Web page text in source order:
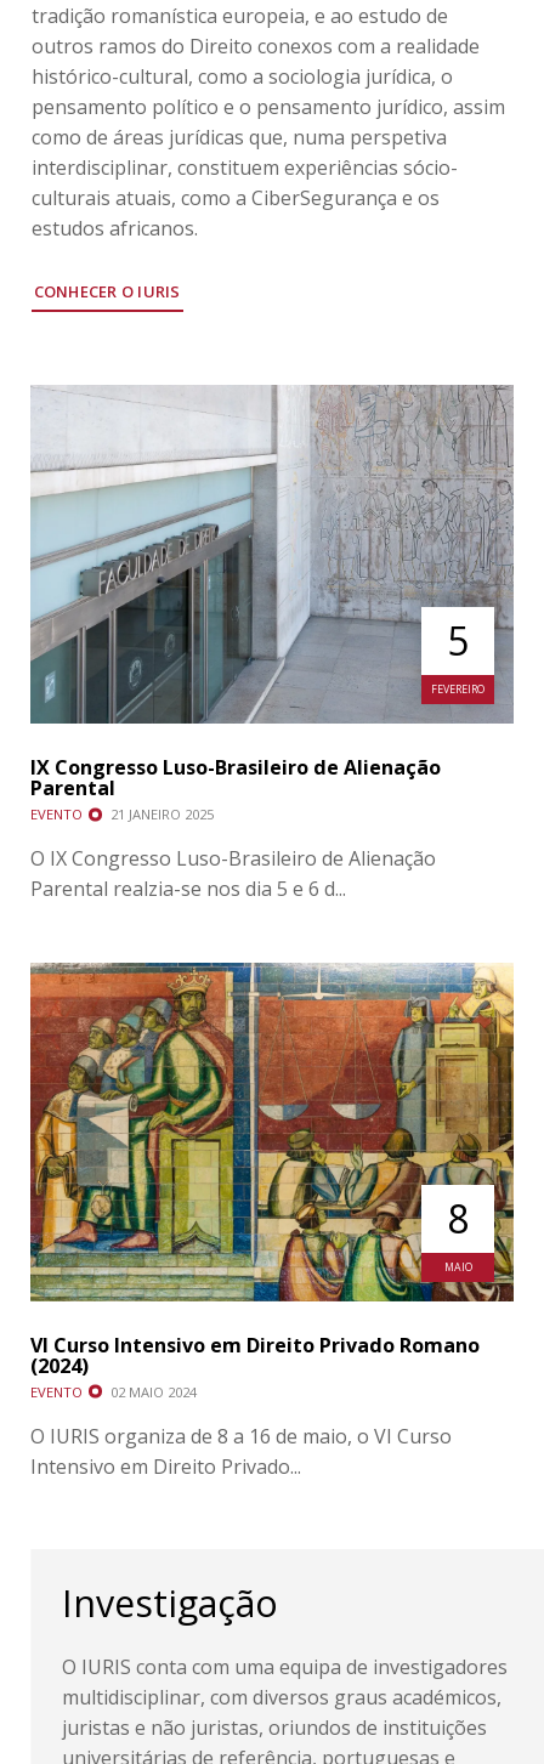
tradição romanística europeia, e ao estudo de
outros ramos do Direito conexos com a realidade
histórico-cultural, como a sociologia jurídica, o
pensamento político e o pensamento jurídico, assim
como de áreas jurídicas que, numa perspetiva
interdisciplinar, constituem experiências sócio-
culturais atuais, como a CiberSegurança e os
estudos africanos.​
CONHECER O IURIS
5
FEVEREIRO
IX Congresso Luso-Brasileiro de Alienação
Parental
EVENTO 21 JANEIRO 2025
O IX Congresso Luso-Brasileiro de Alienação
Parental realzia-se nos dia 5 e 6 d...
8
MAIO
VI Curso Intensivo em Direito Privado Romano
(2024)
EVENTO 02 MAIO 2024
O IURIS organiza de 8 a 16 de maio, o VI Curso
Intensivo em Direito Privado...
Investigação
O IURIS conta com uma equipa de investigadores
multidisciplinar, com diversos graus académicos,
juristas e não juristas, oriundos de instituições
universitárias de referência, portuguesas e